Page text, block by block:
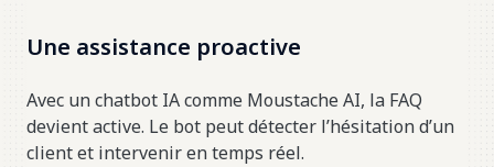
Une assistance proactive
Avec un chatbot IA comme Moustache AI, la FAQ
devient active. Le bot peut détecter l’hésitation d’un
client et intervenir en temps réel.